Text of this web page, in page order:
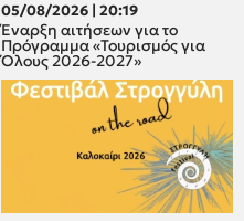
05/08/2026 | 20:19
Έναρξη αιτήσεων για το
Πρόγραμμα «Τουρισμός για
Όλους 2026-2027»